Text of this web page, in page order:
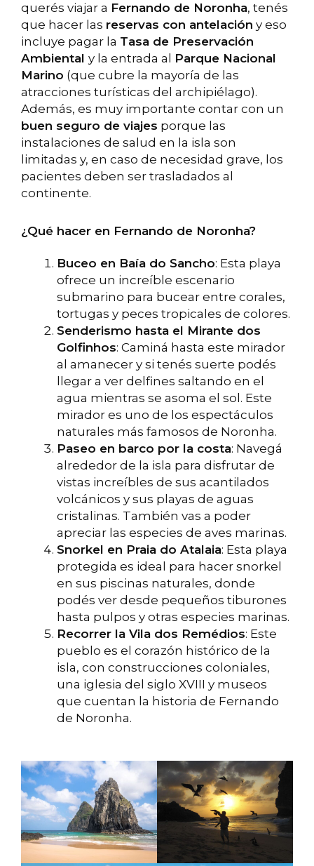
querés viajar a Fernando de Noronha, tenés
que hacer las reservas con antelación y eso
incluye pagar la Tasa de Preservación
Ambiental y la entrada al Parque Nacional
Marino (que cubre la mayoría de las
atracciones turísticas del archipiélago).
Además, es muy importante contar con un
buen seguro de viajes porque las
instalaciones de salud en la isla son
limitadas y, en caso de necesidad grave, los
pacientes deben ser trasladados al
continente.
¿Qué hacer en Fernando de Noronha?
Buceo en Baía do Sancho: Esta playa
ofrece un increíble escenario
submarino para bucear entre corales,
tortugas y peces tropicales de colores.
Senderismo hasta el Mirante dos
Golfinhos: Caminá hasta este mirador
al amanecer y si tenés suerte podés
llegar a ver delfines saltando en el
agua mientras se asoma el sol. Este
mirador es uno de los espectáculos
naturales más famosos de Noronha.
Paseo en barco por la costa: Navegá
alrededor de la isla para disfrutar de
vistas increíbles de sus acantilados
volcánicos y sus playas de aguas
cristalinas. También vas a poder
apreciar las especies de aves marinas.
Snorkel en Praia do Atalaia: Esta playa
protegida es ideal para hacer snorkel
en sus piscinas naturales, donde
podés ver desde pequeños tiburones
hasta pulpos y otras especies marinas.
Recorrer la Vila dos Remédios: Este
pueblo es el corazón histórico de la
isla, con construcciones coloniales,
una iglesia del siglo XVIII y museos
que cuentan la historia de Fernando
de Noronha.